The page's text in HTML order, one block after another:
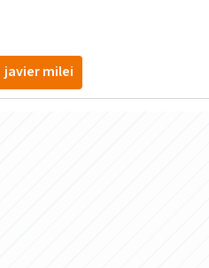
javier milei